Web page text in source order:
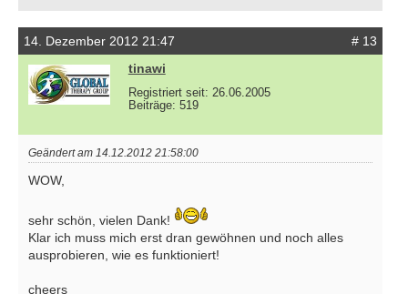
14. Dezember 2012 21:47
# 13
tinawi
Registriert seit: 26.06.2005
Beiträge: 519
Geändert am 14.12.2012 21:58:00
WOW,
sehr schön, vielen Dank!
Klar ich muss mich erst dran gewöhnen und noch alles
ausprobieren, wie es funktioniert!
cheers